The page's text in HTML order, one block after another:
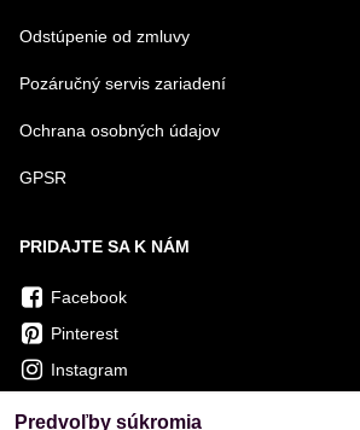
Odstúpenie od zmluvy
Pozáručný servis zariadení
Ochrana osobných údajov
GPSR
PRIDAJTE SA K NÁM
Facebook
Pinterest
Instagram
Predvoľby súkromia